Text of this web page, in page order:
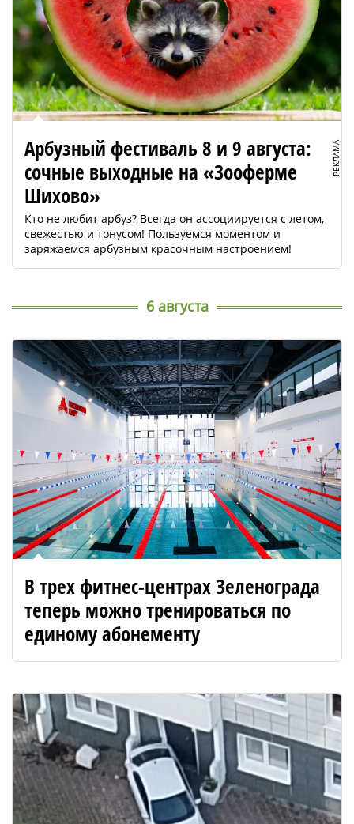
РЕКЛАМА
Арбузный фестиваль 8 и 9 августа:
сочные выходные на «Зооферме
Шихово»
Кто не любит арбуз? Всегда он ассоциируется с летом,
свежестью и тонусом! Пользуемся моментом и
заряжаемся арбузным красочным настроением!
6 августа
В трех фитнес-центрах Зеленограда
теперь можно тренироваться по
единому абонементу